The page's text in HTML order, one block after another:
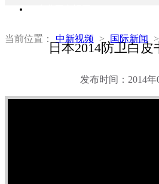
当前位置： 中新视频 > 国际新闻 >
日本2014防卫白
发布时间：2014年